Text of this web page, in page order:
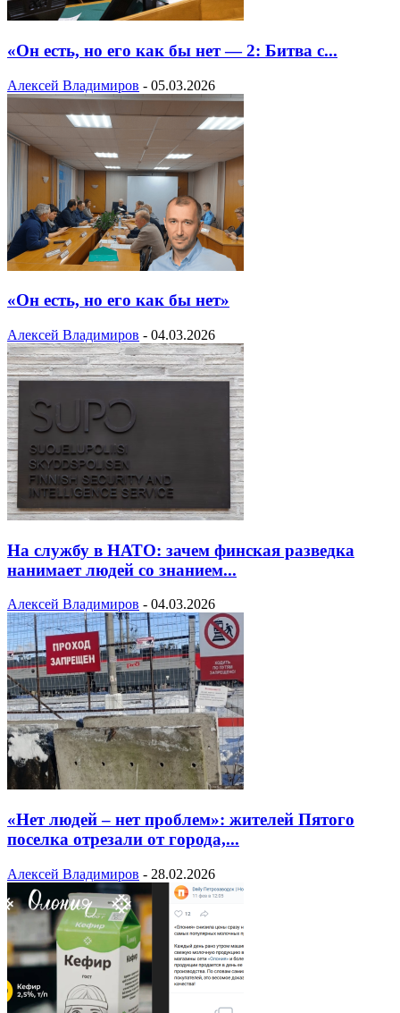
«Он есть, но его как бы нет — 2: Битва с...
Алексей Владимиров - 05.03.2026
«Он есть, но его как бы нет»
Алексей Владимиров - 04.03.2026
На службу в НАТО: зачем финская разведка
нанимает людей со знанием...
Алексей Владимиров - 04.03.2026
«Нет людей – нет проблем»: жителей Пятого
поселка отрезали от города,...
Алексей Владимиров - 28.02.2026